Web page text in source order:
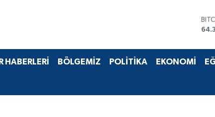
HABERLERİ BÖLGEMİZ POLİTİKA EKONOMİ